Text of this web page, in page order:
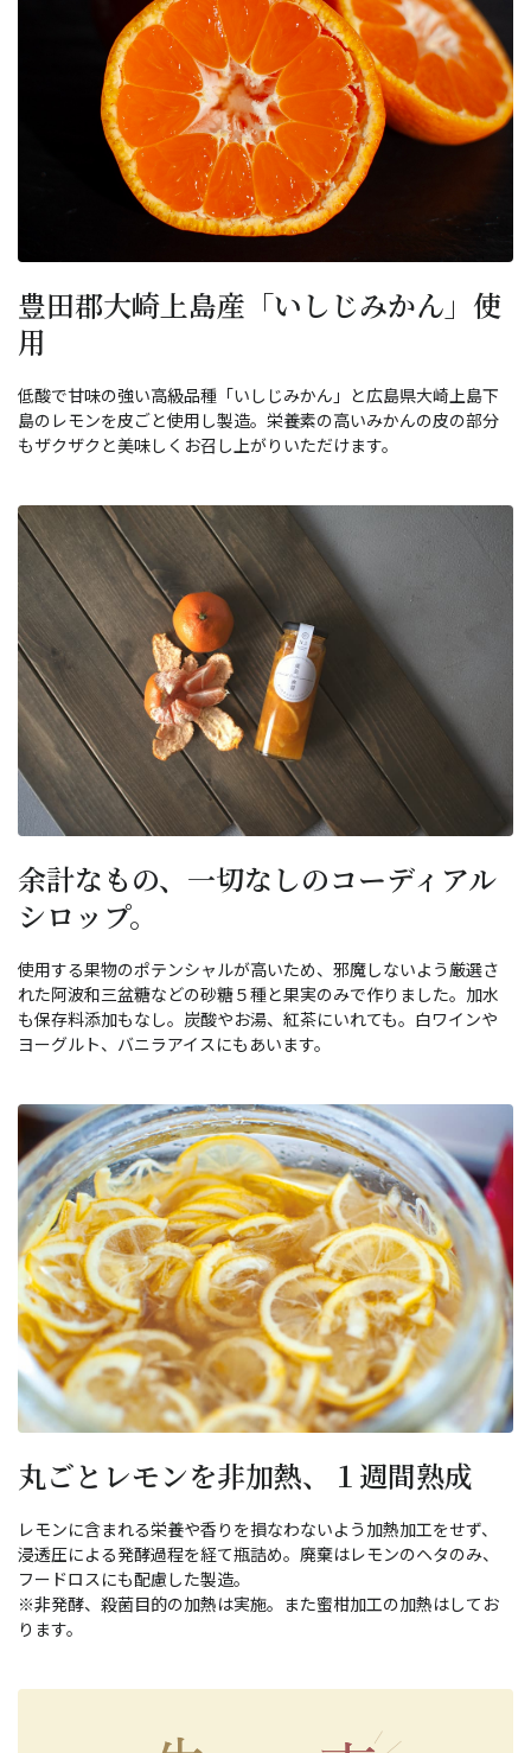
豊田郡大崎上島産「いしじみかん」使
用
低酸で甘味の強い高級品種「いしじみかん」と広島県大崎上島下
島のレモンを皮ごと使用し製造。栄養素の高いみかんの皮の部分
もザクザクと美味しくお召し上がりいただけます。
余計なもの、一切なしのコーディアル
シロップ。
使用する果物のポテンシャルが高いため、邪魔しないよう厳選さ
れた阿波和三盆糖などの砂糖５種と果実のみで作りました。加水
も保存料添加もなし。炭酸やお湯、紅茶にいれても。白ワインや
ヨーグルト、バニラアイスにもあいます。
丸ごとレモンを非加熱、１週間熟成
レモンに含まれる栄養や香りを損なわないよう加熱加工をせず、
浸透圧による発酵過程を経て瓶詰め。廃棄はレモンのヘタのみ、
フードロスにも配慮した製造。
※非発酵、殺菌目的の加熱は実施。また蜜柑加工の加熱はしてお
ります。